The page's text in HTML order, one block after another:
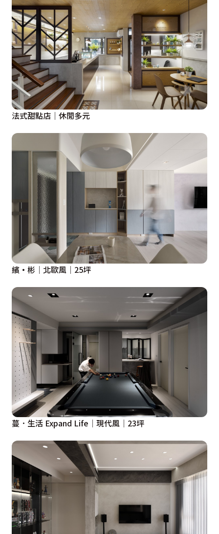
法式甜點店｜休閒多元
繽·彬｜北歐風｜25坪
蔓．生活 Expand Life｜現代風｜23坪